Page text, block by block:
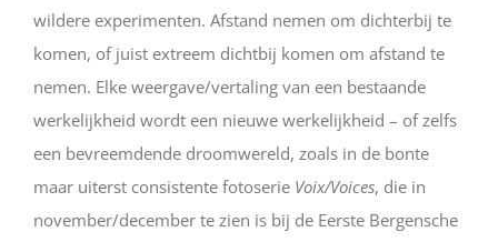
wildere experimenten. Afstand nemen om dichterbij te
komen, of juist extreem dichtbij komen om afstand te
nemen. Elke weergave/vertaling van een bestaande
werkelijkheid wordt een nieuwe werkelijkheid – of zelfs
een bevreemdende droomwereld, zoals in de bonte
maar uiterst consistente fotoserie Voix/Voices, die in
november/december te zien is bij de Eerste Bergensche